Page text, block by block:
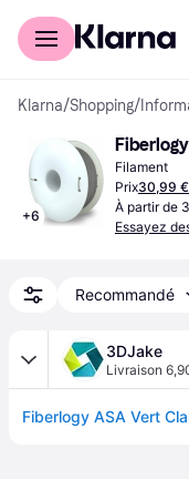
Acheter avec Klarna
Klarna/Shopping/
+6
Fiberlogy
Filament
Prix30,99 €
À partir de
Essayez
Recommandé
3DJake
Livraison